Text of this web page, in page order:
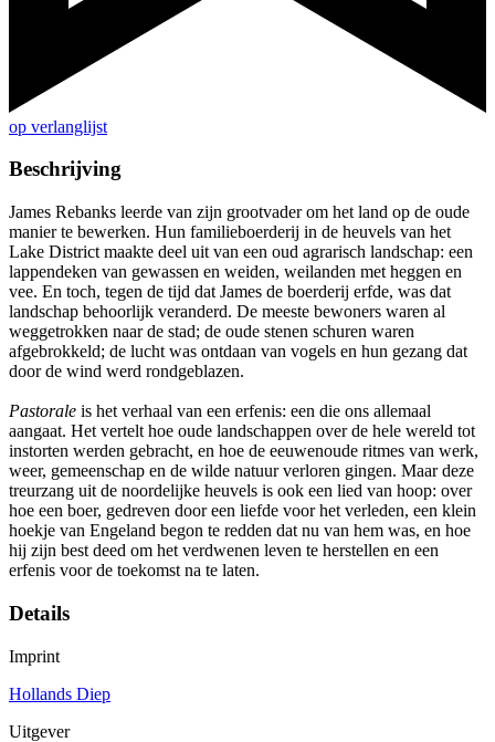
op verlanglijst
Beschrijving
James Rebanks leerde van zijn grootvader om het land op de oude
manier te bewerken. Hun familieboerderij in de heuvels van het
Lake District maakte deel uit van een oud agrarisch landschap: een
lappendeken van gewassen en weiden, weilanden met heggen en
vee. En toch, tegen de tijd dat James de boerderij erfde, was dat
landschap behoorlijk veranderd. De meeste bewoners waren al
weggetrokken naar de stad; de oude stenen schuren waren
afgebrokkeld; de lucht was ontdaan van vogels en hun gezang dat
door de wind werd rondgeblazen.
Pastorale is het verhaal van een erfenis: een die ons allemaal
aangaat. Het vertelt hoe oude landschappen over de hele wereld tot
instorten werden gebracht, en hoe de eeuwenoude ritmes van werk,
weer, gemeenschap en de wilde natuur verloren gingen. Maar deze
treurzang uit de noordelijke heuvels is ook een lied van hoop: over
hoe een boer, gedreven door een liefde voor het verleden, een klein
hoekje van Engeland begon te redden dat nu van hem was, en hoe
hij zijn best deed om het verdwenen leven te herstellen en een
erfenis voor de toekomst na te laten.
Details
Imprint
Hollands Diep
Uitgever